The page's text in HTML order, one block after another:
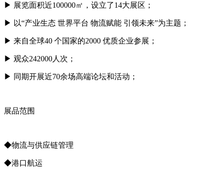
▶ 展览面积近100000㎡，设立了14大展区；
▶ 以“产业生态 世界平台 物流赋能 引领未来”为主题；
▶ 来自全球40 个国家的2000 优质企业参展；
▶ 观众242000人次；
▶ 同期开展近70余场高端论坛和活动；
展品范围
◆物流与供应链管理
◆港口航运